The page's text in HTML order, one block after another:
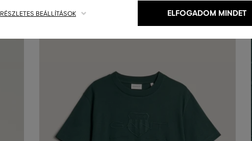
RÉSZLETES BEÁLLÍTÁSOK ELFOGADOM MINDET